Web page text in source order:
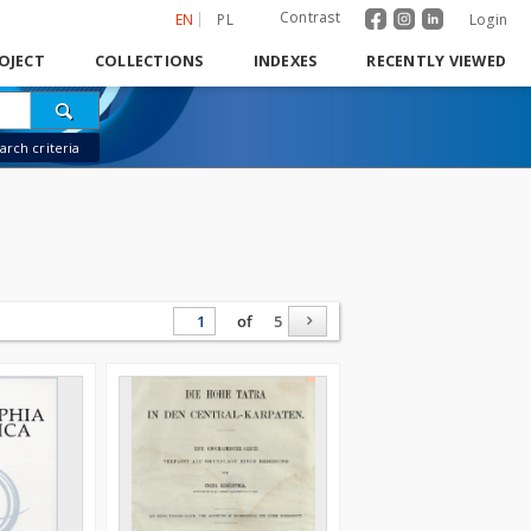
EN PL Contrast Login
COLLECTIONS INDEXES RECENTLY VIEWED
criteria
of 5